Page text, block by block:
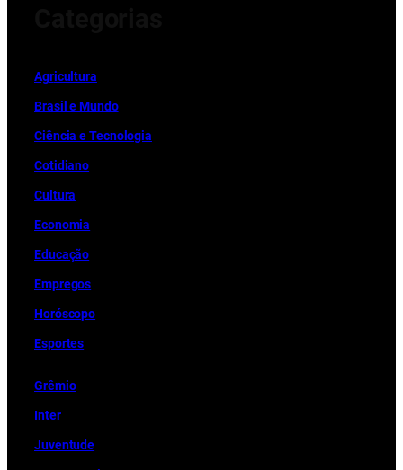
Agricultura
Brasil e Mundo
Ciência e Tecnologia
Cotidiano
Cultura
Economia
Educação
Empregos
Horóscopo
Esportes
Grêmio
Inter
Juventude